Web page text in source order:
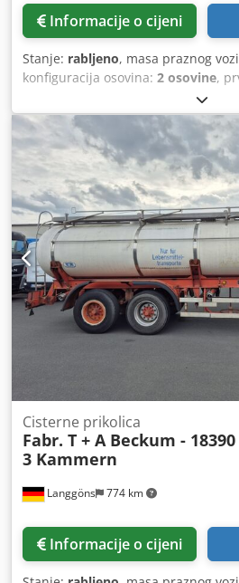
Informacije o cijeni
Stanje: rabljeno, masa praznog
konfiguracija osovina: 2 osovine,
, vrsta
kabina:drugo, emisijska klasa:
Langgöns 774 km
Cisterne prikolica
Fabr. T + A Beckum -
3 Kammern
Informacije o cijeni